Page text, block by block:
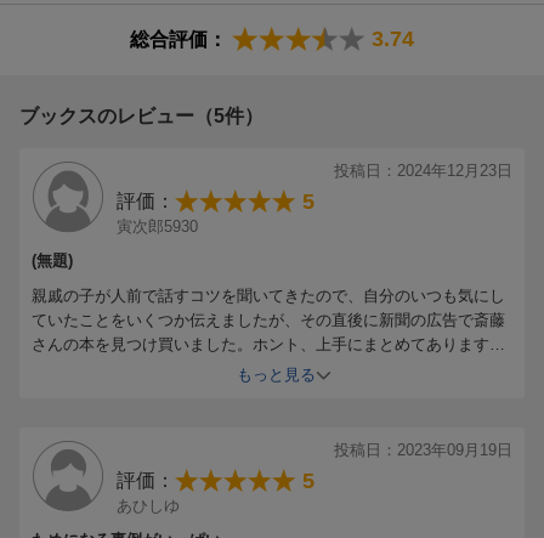
第2章 本質がわかっている人は、やっぱり深い
深さとは「具体的かつ本質的」なものだ
・・・など
第3章 深い人は「エピソード」をもっている
実は誰もが、深いエピソードをもっている
見えないところで考えている深さ
・・・など
第4章 「あの人は深い」と言われる話し方の技術
・・・など
総合評価： 3.74
ブックスのレビュー（5件）
投稿日：2024年12月23日
評価： 5
寅次郎5930
(無題)
親戚の子が人前で話すコツを聞いてきたので、自分のいつも気にし
ていたことをいくつか伝えましたが、その直後に新聞の広告で斎藤
さんの本を見つけ買いました。ホント、上手にまとめてあります。
もっと見る
投稿日：2023年09月19日
評価： 5
あひしゆ